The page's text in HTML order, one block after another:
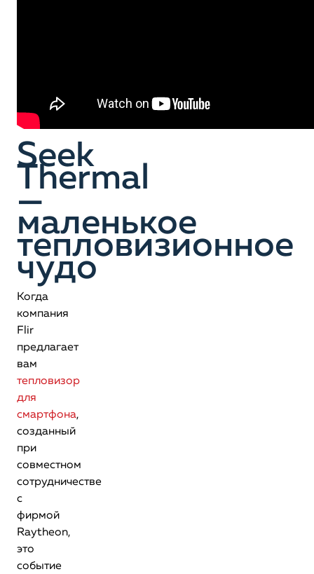
Seek
Thermal
—
маленькое
тепловизионное
чудо
Когда
компания
Flir
предлагает
вам
тепловизор
для
смартфона,
созданный
при
совместном
сотрудничестве
с
фирмой
Raytheon,
это
событие